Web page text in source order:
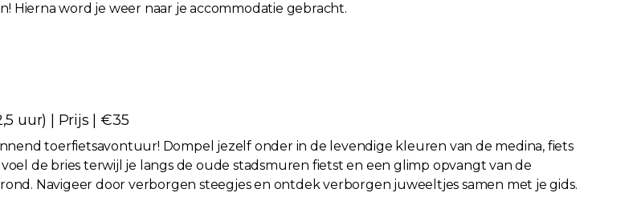
Hierna word je weer naar je accommodatie gebracht.
uur) | Prijs | €35
toerfietsavontuur! Dompel jezelf onder in de levendige kleuren van de medina, fiets
de bries terwijl je langs de oude stadsmuren fietst en een glimp opvangt van de
Navigeer door verborgen steegjes en ontdek verborgen juweeltjes samen met je gids.